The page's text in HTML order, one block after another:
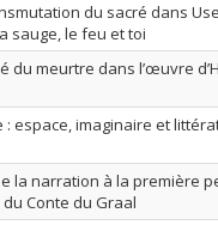
du sacré dans
sauge, le feu et toi
du meurtre dans l’œuvre
espace, imaginaire et
la narration à la première
Conte du Graal